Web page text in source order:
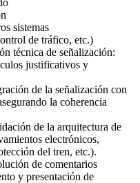
sistemas
de tráfico, etc.)
técnica de señalización:
justificativos y
de la señalización con
la coherencia
de la arquitectura de
electrónicos,
del tren, etc.).
de comentarios
y presentación de